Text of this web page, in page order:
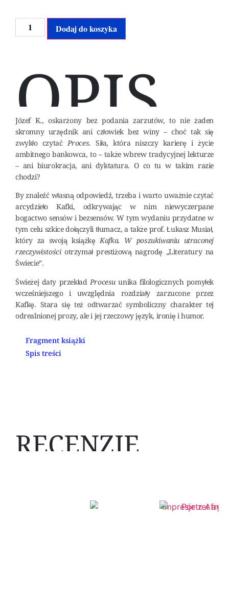
Dodaj do koszyka
OPIS
Józef K., oskarżony bez podania zarzutów, to nie żaden
skromny urzędnik ani człowiek bez winy – choć tak się
zwykło czytaćProces. Siła, która niszczy karierę i życie
ambitnego bankowca, to – także wbrew tradycyjnej lekturze
– ani biurokracja, ani dyktatura. O co tu w takim razie
chodzi?
By znaleźć własną odpowiedź, trzeba i warto uważnie czytać
arcydzieło Kafki, odkrywając w nim niewyczerpane
bogactwo sensów i bezsensów. W tym wydaniu przydatne w
tym celu szkice dołączyli tłumacz, a także prof. Łukasz Musiał,
który za swoją książkęKafka. W poszukiwaniu utraconej
rzeczywistości otrzymał prestiżową nagrodę „Literatury na
Świecie”.
Świeżej daty przekład Procesu unika filologicznych pomyłek
wcześniejszego i uwzględnia rozdziały zarzucone przez
Kafkę. Stara się też odtwarzać symboliczny charakter tej
odrealnionej prozy, ale i jej rzeczowy język, ironię i humor.
Fragment książki
Spis treści
RECENZJE
Mogą Ci się spodobać